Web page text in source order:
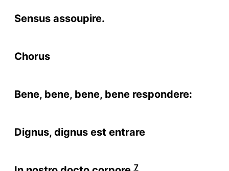
Sensus assoupire.
Chorus
Bene, bene, bene, bene respondere:
Dignus, dignus est entrare
7